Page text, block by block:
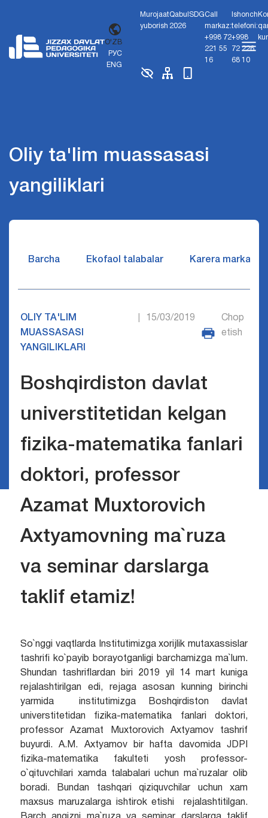
O'ZB
РУС
ENG
Murojaat
yuborish
Qabul
2026
SDGCall
markaz:
+998 72
221 55
16
Ishonch
telefoni:
+998
72 226
68 10
Oliy ta'lim muassasasi
yangiliklari
Barcha Ekofaol talabalar Karera markazi
OLIY TA'LIM
MUASSASASI
YANGILIKLARI
15/03/2019
Chop
etish
Boshqirdiston davlat
universtitetidan kelgan
fizika-matematika fanlari
doktori, professor
Azamat Muxtorovich
Axtyamovning ma`ruza
va seminar darslarga
taklif etamiz!
So`nggi vaqtlarda Institutimizga xorijlik mutaxassislar
tashrifi ko`payib borayotganligi barchamizga ma`lum.
Shundan tashriflardan biri 2019 yil 14 mart kuniga
rejalashtirilgan edi, rejaga asosan kunning birinchi
yarmida institutimizga Boshqirdiston davlat
universtitetidan fizika-matematika fanlari doktori,
professor Azamat Muxtorovich Axtyamov tashrif
buyurdi. A.M. Axtyamov bir hafta davomida JDPI
fizika-matematika fakulteti yosh professor-
o`qituvchilari xamda talabalari uchun ma`ruzalar olib
boradi. Bundan tashqari qiziquvchilar uchun xam
maxsus maruzalarga ishtirok etishi rejalashtitilgan.